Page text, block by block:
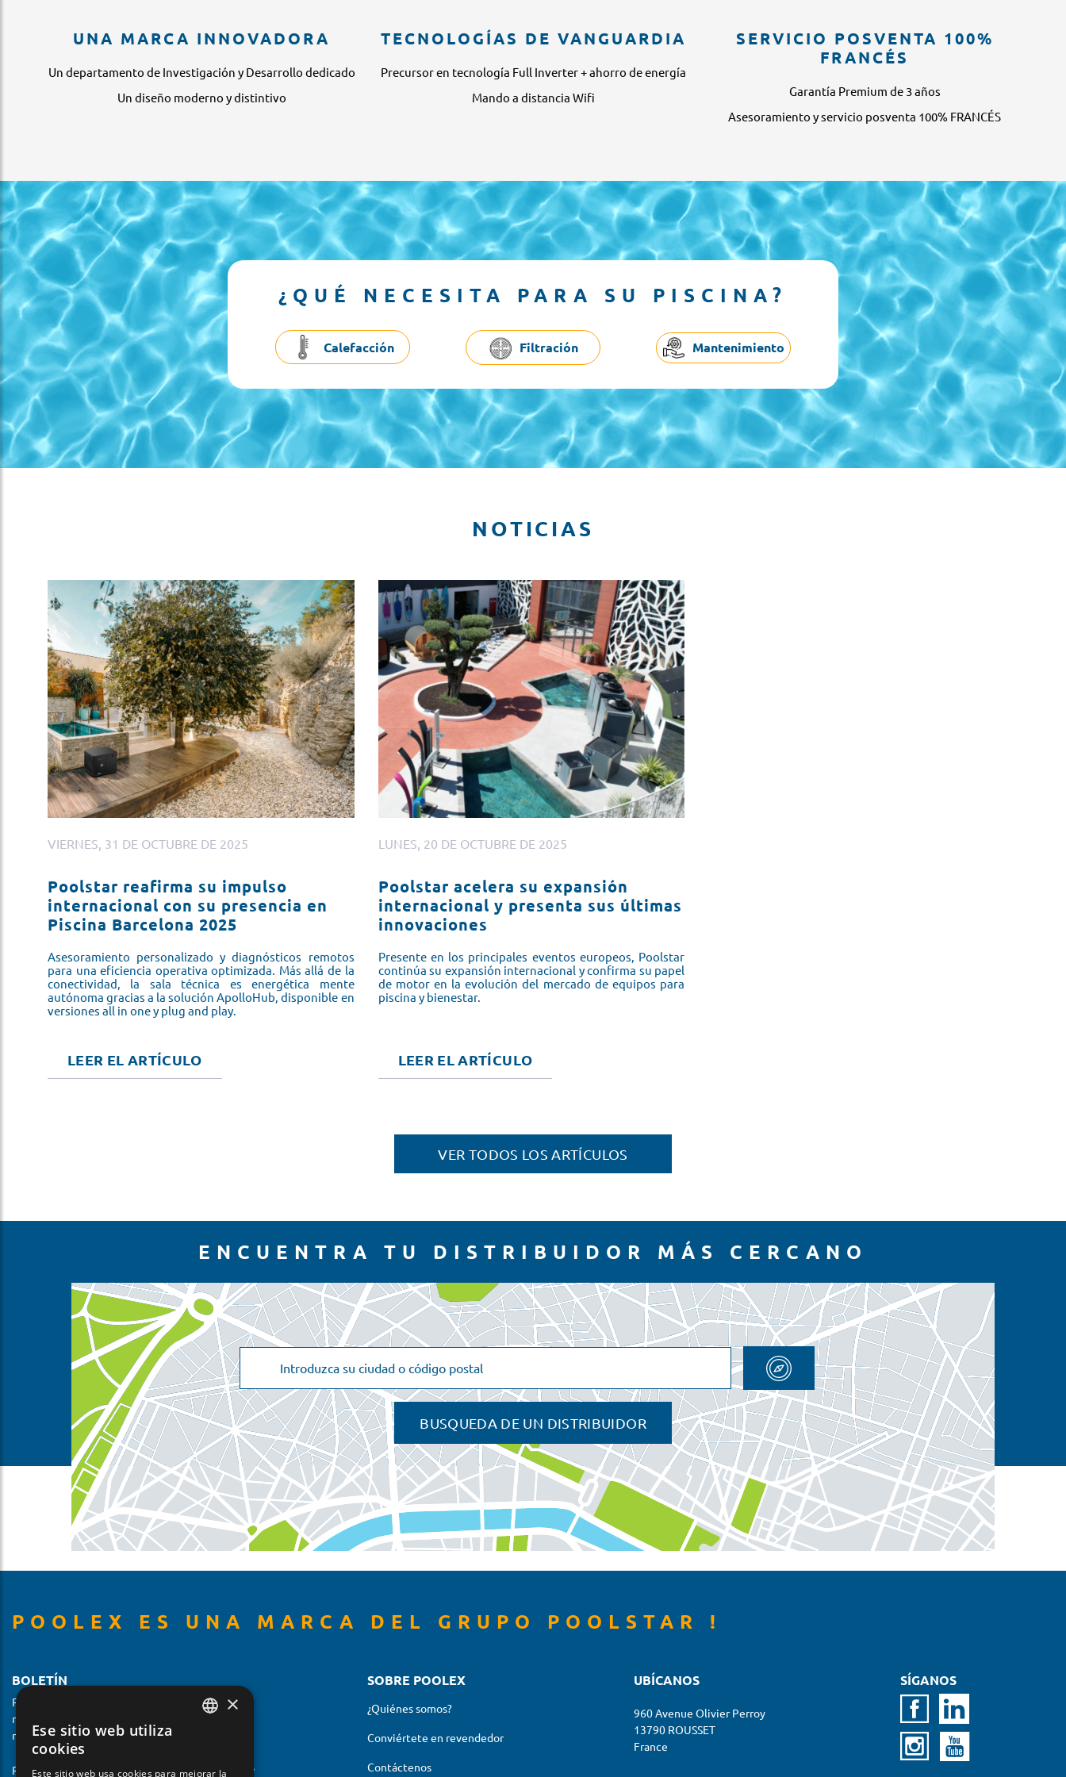
UNA MARCA INNOVADORA
Un departamento de Investigación y Desarrollo dedicado
Un diseño moderno y distintivo
TECNOLOGÍAS DE VANGUARDIA
Precursor en tecnología Full Inverter + ahorro de energía
Mando a distancia Wifi
SERVICIO POSVENTA 100%
FRANCÉS
Garantía Premium de 3 años
Asesoramiento y servicio posventa 100% FRANCÉS
¿QUÉ NECESITA PARA SU PISCINA?
Calefacción Filtración Mantenimiento
NOTICIAS
VIERNES, 31 DE OCTUBRE DE 2025
Poolstar reafirma su impulso
internacional con su presencia en
Piscina Barcelona 2025
Asesoramiento personalizado y diagnósticos remotos
para una eficiencia operativa optimizada. Más allá de la
conectividad, la sala técnica es energética mente
autónoma gracias a la solución ApolloHub, disponible en
versiones all in one y plug and play.
LEER EL ARTÍCULO
LUNES, 20 DE OCTUBRE DE 2025
Poolstar acelera su expansión
internacional y presenta sus últimas
innovaciones
Presente en los principales eventos europeos, Poolstar
continúa su expansión internacional y confirma su papel
de motor en la evolución del mercado de equipos para
piscina y bienestar.
LEER EL ARTÍCULO
VER TODOS LOS ARTÍCULOS
ENCUENTRA TU DISTRIBUIDOR MÁS CERCANO
BUSQUEDA DE UN DISTRIBUIDOR
POOLEX ES UNA MARCA DEL GRUPO POOLSTAR !
BOLETÍN
Reciba información sobre nuestros productos y
novedades. Cancele su suscripción en cualquier
momento.
SOBRE POOLEX
¿Quiénes somos?
Conviértete en revendedor
Contáctenos
UBÍCANOS
960 Avenue Olivier Perroy
13790 ROUSSET
France
SÍGANOS
×
Ese sitio web utiliza
cookies
Este sitio web usa cookies para mejorar la